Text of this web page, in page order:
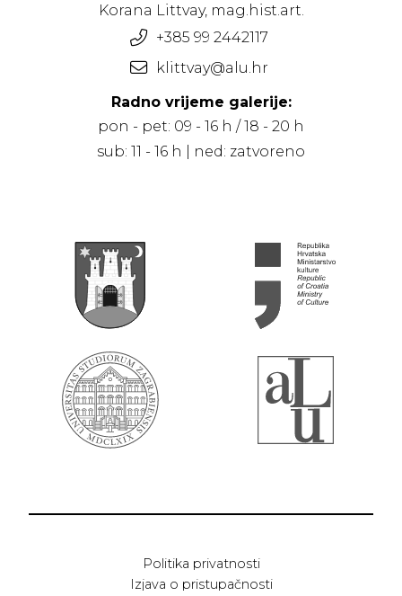
Korana Littvay, mag.hist.art.
+385 99 2442117
klittvay@alu.hr
Radno vrijeme galerije:
pon - pet: 09 - 16 h / 18 - 20 h
sub: 11 - 16 h | ned: zatvoreno
Politika privatnosti
Izjava o pristupačnosti